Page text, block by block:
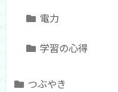
電力
学習の心得
つぶやき